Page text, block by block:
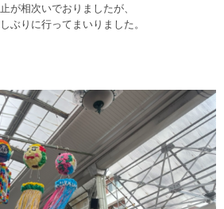
が相次いでおりましたが、
ぶりに行ってまいりました。